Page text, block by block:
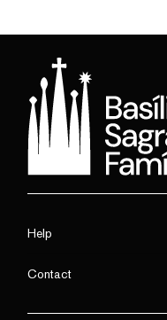
Help
Contact